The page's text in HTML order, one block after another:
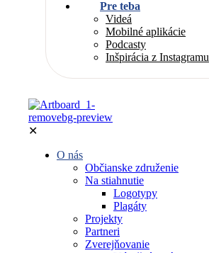
Pre teba
Videá
Mobilné aplikácie
Podcasty
Inšpirácia z Instagramu
✕
O nás
Občianske združenie
Na stiahnutie
Logotypy
Plagáty
Projekty
Partneri
Zverejňovanie